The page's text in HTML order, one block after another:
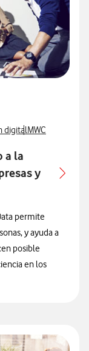
relacionados con
de prensa
prensa relacionados
digitalVer más notas
MWC
a la
y
permite
y ayuda a
posible
en los